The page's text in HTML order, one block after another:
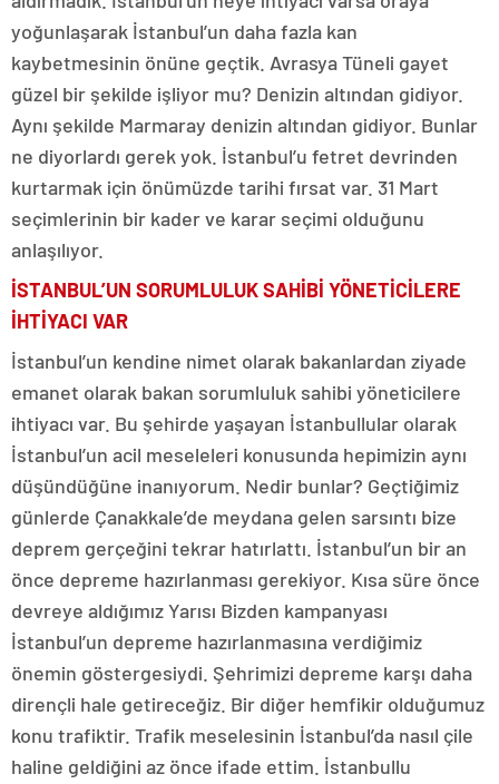
yoğunlaşarak İstanbul’un daha fazla kan
kaybetmesinin önüne geçtik. Avrasya Tüneli gayet
güzel bir şekilde işliyor mu? Denizin altından gidiyor.
Aynı şekilde Marmaray denizin altından gidiyor. Bunlar
ne diyorlardı gerek yok. İstanbul’u fetret devrinden
kurtarmak için önümüzde tarihi fırsat var. 31 Mart
seçimlerinin bir kader ve karar seçimi olduğunu
anlaşılıyor.
İSTANBUL’UN SORUMLULUK SAHİBİ YÖNETİCİLERE
İHTİYACI VAR
İstanbul’un kendine nimet olarak bakanlardan ziyade
emanet olarak bakan sorumluluk sahibi yöneticilere
ihtiyacı var. Bu şehirde yaşayan İstanbullular olarak
İstanbul’un acil meseleleri konusunda hepimizin aynı
düşündüğüne inanıyorum. Nedir bunlar? Geçtiğimiz
günlerde Çanakkale’de meydana gelen sarsıntı bize
deprem gerçeğini tekrar hatırlattı. İstanbul’un bir an
önce depreme hazırlanması gerekiyor. Kısa süre önce
devreye aldığımız Yarısı Bizden kampanyası
İstanbul’un depreme hazırlanmasına verdiğimiz
önemin göstergesiydi. Şehrimizi depreme karşı daha
dirençli hale getireceğiz. Bir diğer hemfikir olduğumuz
konu trafiktir. Trafik meselesinin İstanbul’da nasıl çile
haline geldiğini az önce ifade ettim. İstanbullu